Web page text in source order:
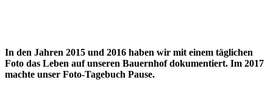
In den Jahren 2015 und 2016 haben wir mit einem täglichen
Foto das Leben auf unseren Bauernhof dokumentiert. Im 2017
machte unser Foto-Tagebuch Pause.